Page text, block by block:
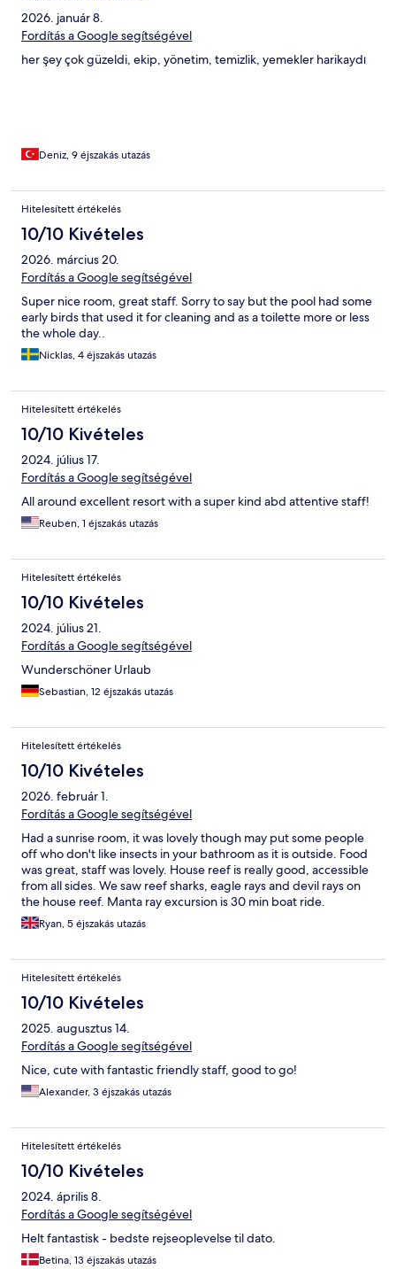
2026. január 8.
Fordítás a Google segítségével
her şey çok güzeldi, ekip, yönetim, temizlik, yemekler harikaydı
Deniz, 9 éjszakás utazás
Hitelesített értékelés
10/10 Kivételes
2026. március 20.
Fordítás a Google segítségével
Super nice room, great staff. Sorry to say but the pool had some
early birds that used it for cleaning and as a toilette more or less
the whole day..
Nicklas, 4 éjszakás utazás
Hitelesített értékelés
10/10 Kivételes
2024. július 17.
Fordítás a Google segítségével
All around excellent resort with a super kind abd attentive staff!
Reuben, 1 éjszakás utazás
Hitelesített értékelés
10/10 Kivételes
2024. július 21.
Fordítás a Google segítségével
Wunderschöner Urlaub
Sebastian, 12 éjszakás utazás
Hitelesített értékelés
10/10 Kivételes
2026. február 1.
Fordítás a Google segítségével
Had a sunrise room, it was lovely though may put some people
off who don't like insects in your bathroom as it is outside. Food
was great, staff was lovely. House reef is really good, accessible
from all sides. We saw reef sharks, eagle rays and devil rays on
the house reef. Manta ray excursion is 30 min boat ride.
Ryan, 5 éjszakás utazás
Hitelesített értékelés
10/10 Kivételes
2025. augusztus 14.
Fordítás a Google segítségével
Nice, cute with fantastic friendly staff, good to go!
Alexander, 3 éjszakás utazás
Hitelesített értékelés
10/10 Kivételes
2024. április 8.
Fordítás a Google segítségével
Helt fantastisk - bedste rejseoplevelse til dato.
Betina, 13 éjszakás utazás